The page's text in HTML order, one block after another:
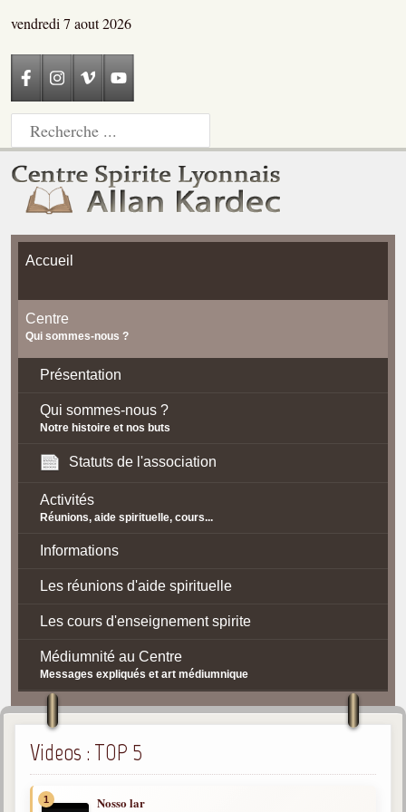
vendredi 7 aout 2026
Accueil
Centre
Qui sommes-nous ?
Présentation
Qui sommes-nous ?
Notre histoire et nos buts
Statuts de l'association
Activités
Réunions, aide spirituelle, cours...
Informations
Les réunions d'aide spirituelle
Les cours d'enseignement spirite
Médiumnité au Centre
Messages expliqués et art médiumnique
Contact / Accès
Plan d'accès
Spiritisme
La doctrine Spirite
Videos : TOP 5
1 Nosso lar